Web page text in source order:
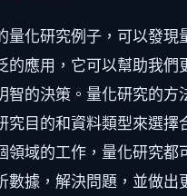
量化研究例子，可以發現
的應用，它可以幫助我們
智的決策。量化研究的方
究目的和資料類型來選擇
領域的工作，量化研究都
數據，解決問題，並做出